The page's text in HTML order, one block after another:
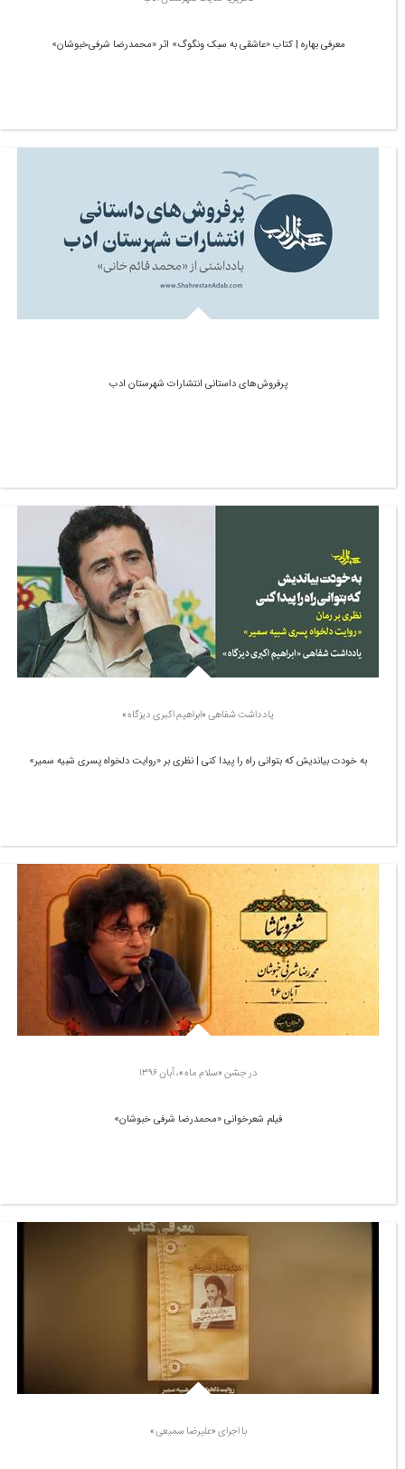
معرفی بهاره | کتاب «عاشقی به سبک ونگوگ» اثر «محمدرضا شرفی‌خبوشان»
پرفروش‌های داستانی انتشارات شهرستان ادب
یادداشت شفاهی «ابراهیم اکبری دیزگاه»
به خودت بیاندیش که بتوانی راه را پیدا کنی | نظری بر «روایت دلخواه پسری شبیه سمیر»
در جشن «سلام ماه»، آبان ۱۳۹۶
فیلم شعرخوانی «محمدرضا شرفی خبوشان»
با اجرای «علیرضا سمیعی»